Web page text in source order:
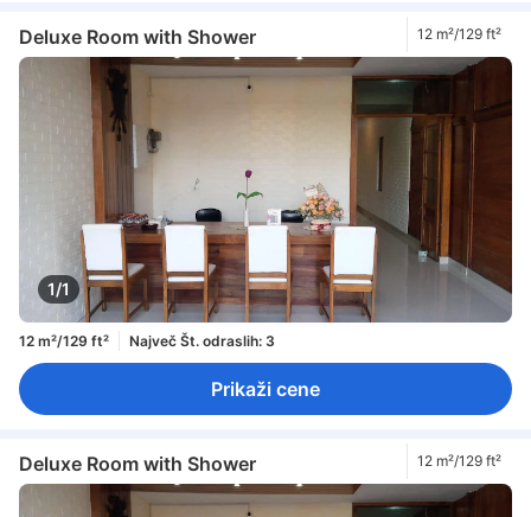
Deluxe Room with Shower 12 m²/129 ft²
1/1
12 m²/129 ft² Največ Št. odraslih: 3
Prikaži cene
Deluxe Room with Shower 12 m²/129 ft²